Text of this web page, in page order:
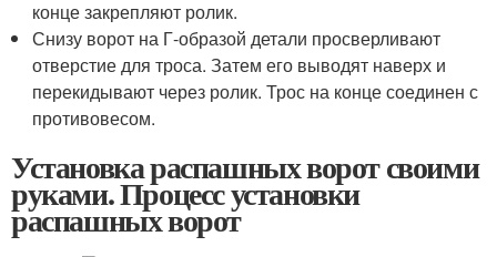
конце закрепляют ролик.
Снизу ворот на Г-образой детали просверливают
отверстие для троса. Затем его выводят наверх и
перекидывают через ролик. Трос на конце соединен с
противовесом.
Установка распашных ворот своими
руками. Процесс установки
распашных ворот